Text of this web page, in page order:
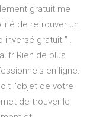
gratuit me
de retrouver un
inversé gratuit " .
Rien de plus
en ligne.
l'objet de votre
de trouver le